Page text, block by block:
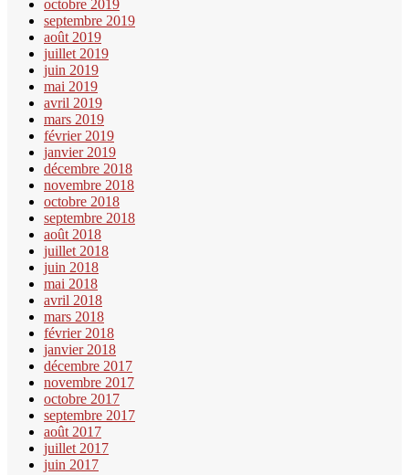
octobre 2019
septembre 2019
août 2019
juillet 2019
juin 2019
mai 2019
avril 2019
mars 2019
février 2019
janvier 2019
décembre 2018
novembre 2018
octobre 2018
septembre 2018
août 2018
juillet 2018
juin 2018
mai 2018
avril 2018
mars 2018
février 2018
janvier 2018
décembre 2017
novembre 2017
octobre 2017
septembre 2017
août 2017
juillet 2017
juin 2017